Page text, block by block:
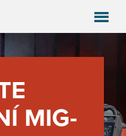
MIG-